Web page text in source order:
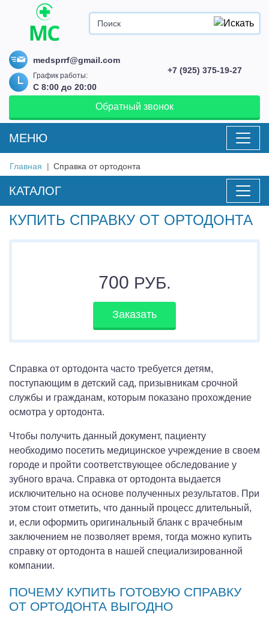
medsprrf@gmail.com
График работы:
С 8:00 до 20:00
+7 (925) 375-19-27
Обратный звонок
MEНЮ
Главная Справка от ортодонта
КАТАЛОГ
КУПИТЬ СПРАВКУ ОТ ОРТОДОНТА
700 РУБ.
Заказать
Справка от ортодонта часто требуется детям,
поступающим в детский сад, призывникам срочной
службы и гражданам, которым показано прохождение
осмотра у ортодонта.
Чтобы получить данный документ, пациенту
необходимо посетить медицинское учреждение в своем
городе и пройти соответствующее обследование у
зубного врача. Справка от ортодонта выдается
исключительно на основе полученных результатов. При
этом стоит отметить, что данный процесс длительный,
и, если оформить оригинальный бланк с врачебным
заключением не позволяет время, тогда можно купить
справку от ортодонта в нашей специализированной
компании.
ПОЧЕМУ КУПИТЬ ГОТОВУЮ СПРАВКУ
ОТ ОРТОДОНТА ВЫГОДНО